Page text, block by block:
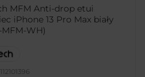
MFM Anti-drop etui
iPhone 13 Pro Max biały
MFM-WH)